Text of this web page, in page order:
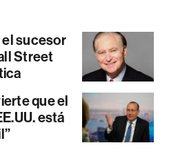
el sucesor
Street
que el
está